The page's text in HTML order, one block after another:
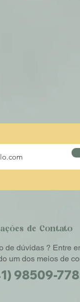
de Contato
de dúvidas ? Entre
um dos meios de
98509-